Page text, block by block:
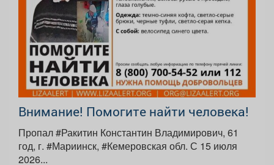
Внимание! Помогите найти человека!
Пропал #Ракитин Константин Владимирович, 61
год, г. #Мариинск, #Кемеровская обл. С 15 июля
2026...